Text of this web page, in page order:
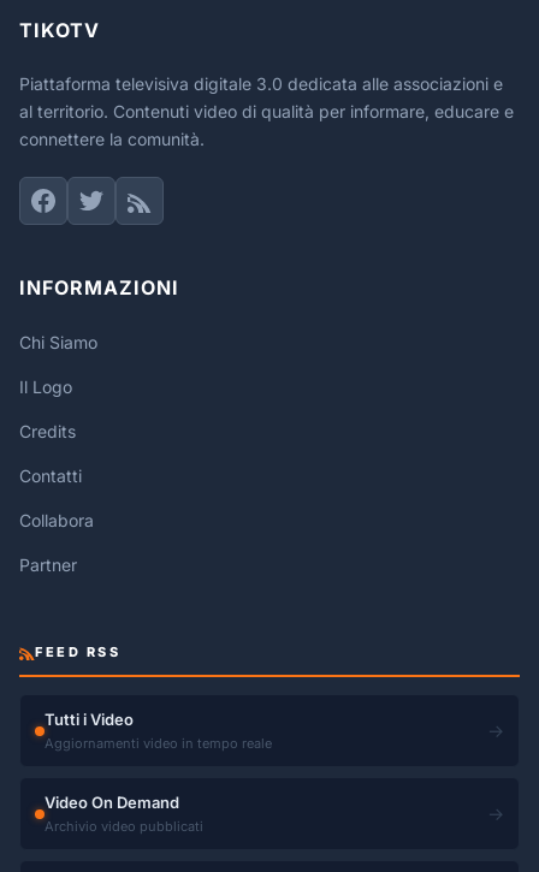
TIKOTV
Piattaforma televisiva digitale 3.0 dedicata alle associazioni e
al territorio. Contenuti video di qualità per informare, educare e
connettere la comunità.
INFORMAZIONI
Chi Siamo
Il Logo
Credits
Contatti
Collabora
Partner
FEED RSS
Tutti i Video
Aggiornamenti video in tempo reale
→
Video On Demand
Archivio video pubblicati
→